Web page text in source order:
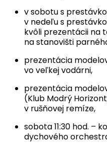
v sobotu s
v nedeľu s
kvôli prezentácii na
na stanovišti
prezentácia
vo veľkej vodárni,
prezentácia
(Klub Modrý
v rušňovej remíze,
sobota 11:30 hod. –
dychového